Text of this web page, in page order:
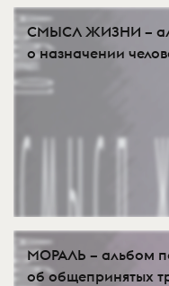
СМЫСЛ ЖИЗНИ –
о назначении
МОРАЛЬ – альбом
об общепринятых